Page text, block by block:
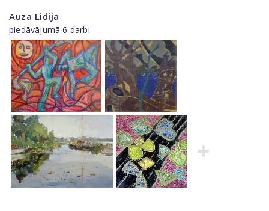
Auza Lidija
piedāvājumā 6 darbi